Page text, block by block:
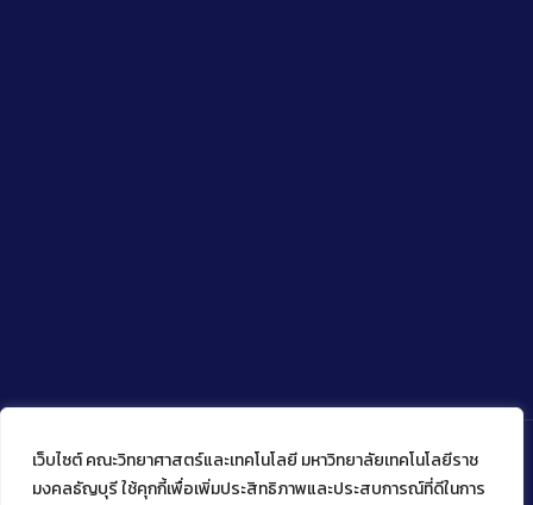
เว็บไซต์ คณะวิทยาศาสตร์และเทคโนโลยี มหาวิทยาลัยเทคโนโลยีราช
มงคลธัญบุรี ใช้คุกกี้เพื่อเพิ่มประสิทธิภาพและประสบการณ์ที่ดีในการ